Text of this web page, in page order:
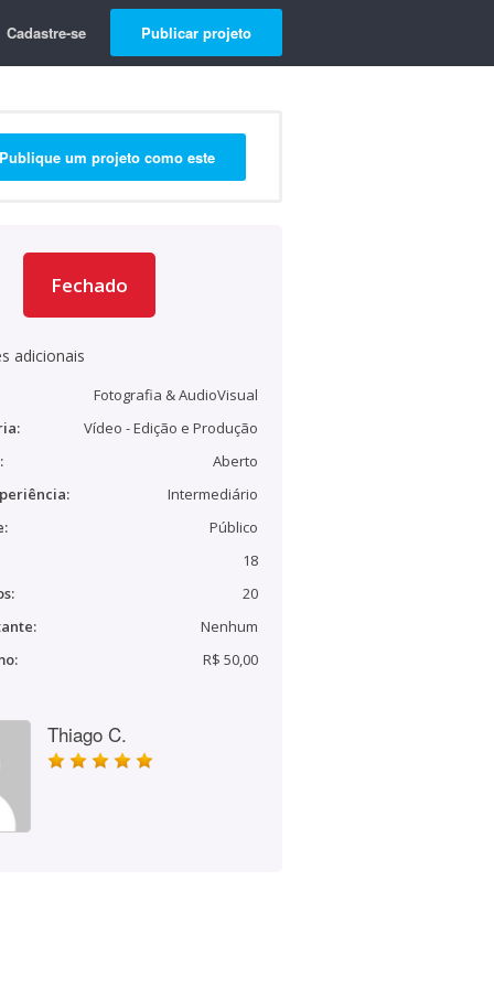
Cadastre-se Publicar projeto
Publique um projeto como este
Fechado
adicionais
Fotografia & AudioVisual
Vídeo - Edição e Produção
Aberto
Intermediário
Público
18
20
Nenhum
R$ 50,00
Thiago C.